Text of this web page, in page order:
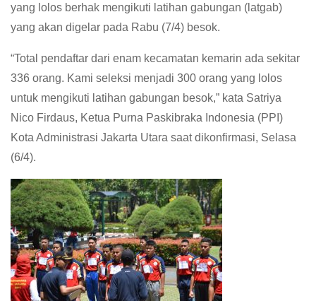
yang lolos berhak mengikuti latihan gabungan (latgab)
yang akan digelar pada Rabu (7/4) besok.
“Total pendaftar dari enam kecamatan kemarin ada sekitar
336 orang. Kami seleksi menjadi 300 orang yang lolos
untuk mengikuti latihan gabungan besok,” kata Satriya
Nico Firdaus, Ketua Purna Paskibraka Indonesia (PPI)
Kota Administrasi Jakarta Utara saat dikonfirmasi, Selasa
(6/4).